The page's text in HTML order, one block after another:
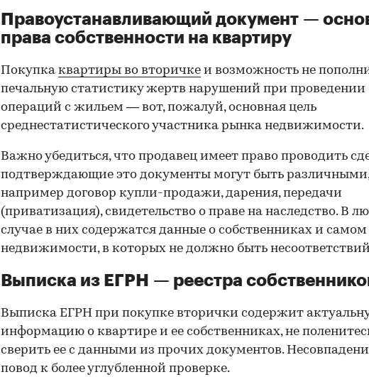
Правоустанавливающий документ —
права собственности на квартиру
Покупка квартиры во вторичке и возможность не
печальную статистику жертв нарушений при проведении
операций с жильем — вот, пожалуй, основная цель
среднестатистического участника рынка недвижимости.
Важно убедиться, что продавец имеет право проводить
подтверждающие это документы могут быть различными,
например договор купли-продажи, дарения, передачи
(приватизация), свидетельство о праве на наследство. В
случае в них содержатся данные о собственниках и самом
недвижимости, в которых не должно быть
Выписка из ЕГРН — реестра
Выписка ЕГРН при покупке вторички содержит
информацию о квартире и ее собственниках, не
сверить ее с данными из прочих документов.
повод к более углубленной проверке.